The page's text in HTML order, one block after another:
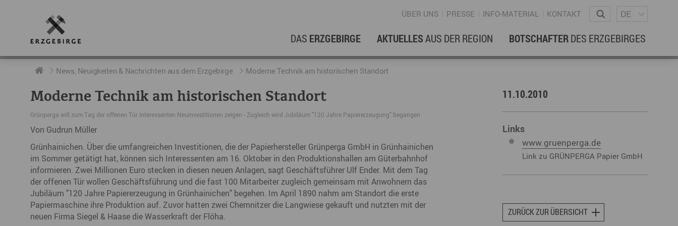
ÜBER UNS PRESSE INFO-MATERIAL KONTAKT Wonach suchen Sie?
DE
DAS ERZGEBIRGE
RUND UMS ERZGEBIRGE
Geschichte
Geografie
Der Erzgebirgskreis
Städte im Erzgebirge
Erzgebirgskrimi
Fakten
WIRTSCHAFTSREGION
Stellenangebote im Erzgebirge
Wirtschaftsstandort
Arbeiten im Erzgebirge
Coworking Spaces im Erzgebirge
DER FILM
Wohnen & Hausbau
Erzgebirgische Volkskunst
AKTUELLESAUS DER REGION
AKTUELLES
Neuigkeiten
Podcast „hERZschlag“
ERFOLGSGESCHICHTEN
hERZgeschichten
Unternehmensgeschichten
kurz ERZählt
BOTSCHAFTERDES ERZGEBIRGES
DIE BOTSCHAFTER
Botschafter im Überblick
Botschafterveranstaltungen
News, Neuigkeiten & Nachrichten aus dem Erzgebirge Moderne Technik am historischen Standort
Moderne Technik am historischen Standort
Grünperga will zum Tag der offenen Tür Interessenten Neuinvestitionen zeigen - Zugleich wird Jubiläum "120 Jahre Papiererzeugung" begangen
Von Gudrun Müller
Grünhainichen. Über die umfangreichen Investitionen, die der Papierhersteller Grünperga GmbH in Grünhainichen
im Sommer getätigt hat, können sich Interessenten am 16. Oktober in den Produktionshallen am Güterbahnhof
informieren. Zwei Millionen Euro stecken in diesen neuen Anlagen, sagt Geschäftsführer Ulf Ender. Mit dem Tag
der offenen Tür wollen Geschäftsführung und die fast 100 Mitarbeiter zugleich gemeinsam mit Anwohnern das
Jubiläum "120 Jahre Papiererzeugung in Grünhainichen" begehen. Im April 1890 nahm am Standort die erste
Papiermaschine ihre Produktion auf. Zuvor hatten zwei Chemnitzer die Langwiese gekauft und nutzten mit der
neuen Firma Siegel & Haase die Wasserkraft der Flöha.
11.10.2010
Links
www.gruenperga.de
Link zu GRÜNPERGA Papier GmbH
ZURÜCK ZUR ÜBERSICHT